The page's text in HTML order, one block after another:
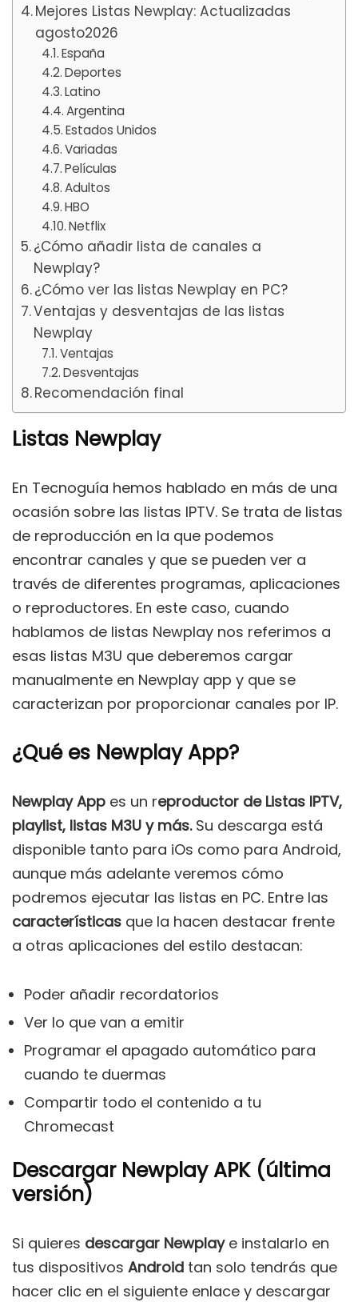
Mejores Listas Newplay: Actualizadas
agosto2026
España
Deportes
Latino
Argentina
Estados Unidos
Variadas
Películas
Adultos
HBO
Netflix
¿Cómo añadir lista de canales a
Newplay?
¿Cómo ver las listas Newplay en PC?
Ventajas y desventajas de las listas
Newplay
Ventajas
Desventajas
Recomendación final
Listas Newplay
En Tecnoguía hemos hablado en más de una
ocasión sobre las listas IPTV. Se trata de listas
de reproducción en la que podemos
encontrar canales y que se pueden ver a
través de diferentes programas, aplicaciones
o reproductores. En este caso, cuando
hablamos de listas Newplay nos referimos a
esas listas M3U que deberemos cargar
manualmente en Newplay app y que se
caracterizan por proporcionar canales por IP.
¿Qué es Newplay App?
Newplay App es un reproductor de Listas IPTV,
playlist, listas M3U y más.Su descarga está
disponible tanto para iOs como para Android,
aunque más adelante veremos cómo
podremos ejecutar las listas en PC. Entre las
características que la hacen destacar frente
a otras aplicaciones del estilo destacan:
Poder añadir recordatorios
Ver lo que van a emitir
Programar el apagado automático para
cuando te duermas
Compartir todo el contenido a tu
Chromecast
Descargar Newplay APK (última
versión)
Si quieres descargar Newplaye instalarlo en
tus dispositivos Android tan solo tendrás que
hacer clic en el siguiente enlace y descargar